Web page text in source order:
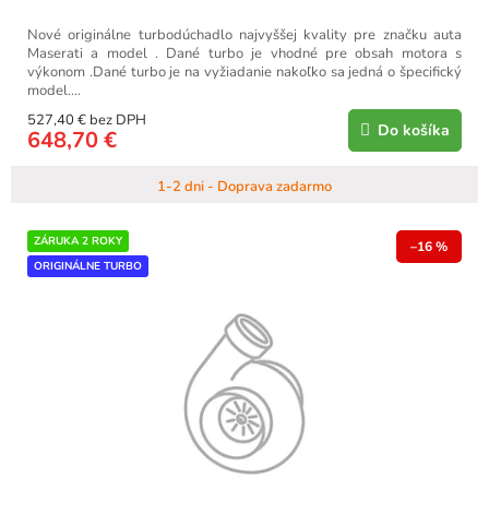
1-2 dni - Doprava zadarmo
527,40 € bez DPH
648,70 € Do košíka
Nové originálne turbodúchadlo najvyššej kvality pre značku auta
Maserati a model . Dané turbo je vhodné pre obsah motora s
výkonom .Dané turbo je na vyžiadanie nakoľko sa jedná o špecifický
model....
ZÁRUKA 2 ROKY
ORIGINÁLNE TURBO
–16 %